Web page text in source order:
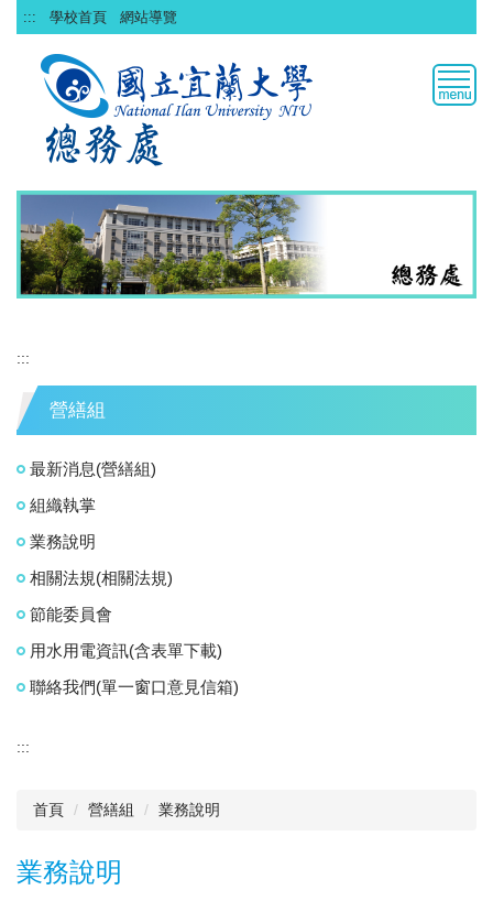
跳
到
::: 學校首頁 網站導覽
:::
營繕組
最新消息(營繕組)
組織執掌
業務說明
相關法規(相關法規)
節能委員會
用水用電資訊(含表單下載)
聯絡我們(單一窗口意見信箱)
:::
首頁 營繕組 業務說明
業務說明